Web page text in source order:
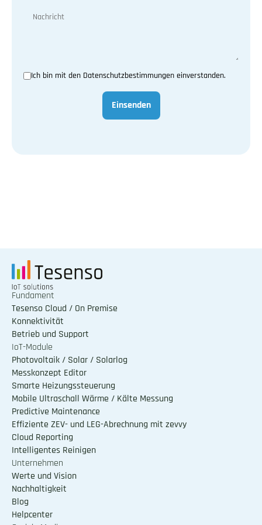
Ich bin mit den Datenschutzbestimmungen einverstanden.
Einsenden
Fundament
Tesenso Cloud / On Premise
Konnektivität
Betrieb und Support
Unternehmen
Werte und Vision
Nachhaltigkeit
Blog
Helpcenter
IoT-Module
Photovoltaik / Solar / Solarlog
Messkonzept Editor
Smarte Heizungssteuerung
Mobile Ultraschall Wärme / Kälte Messung
Predictive Maintenance
Effiziente ZEV- und LEG-Abrechnung mit zevvy
Cloud Reporting
Intelligentes Reinigen